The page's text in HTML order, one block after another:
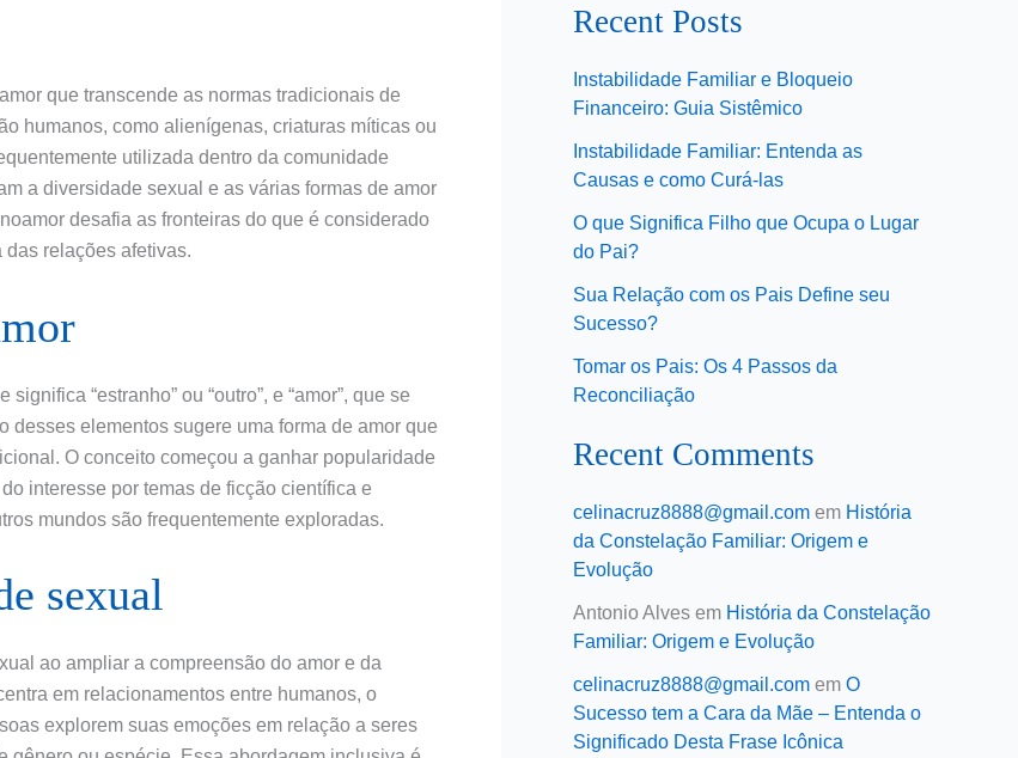
que transcende as normas tradicionais de
humanos, como alienígenas, criaturas míticas ou
utilizada dentro da comunidade
a diversidade sexual e as várias formas de amor
desafia as fronteiras do que é considerado
relações afetivas.
“estranho” ou “outro”, e “amor”, que se
desses elementos sugere uma forma de amor que
O conceito começou a ganhar popularidade
interesse por temas de ficção científica e
mundos são frequentemente exploradas.
sexual
ao ampliar a compreensão do amor e da
em relacionamentos entre humanos, o
explorem suas emoções em relação a seres
Recent Posts
Instabilidade Familiar e Bloqueio
Financeiro: Guia Sistêmico
Instabilidade Familiar: Entenda as
Causas e como Curá-las
O que Significa Filho que Ocupa o Lugar
do Pai?
Sua Relação com os Pais Define seu
Sucesso?
Tomar os Pais: Os 4 Passos da
Reconciliação
Recent Comments
celinacruz8888@gmail.com em História
da Constelação Familiar: Origem e
Evolução
Antonio Alves em História da Constelação
Familiar: Origem e Evolução
celinacruz8888@gmail.com em O
Sucesso tem a Cara da Mãe – Entenda o
Significado Desta Frase Icônica